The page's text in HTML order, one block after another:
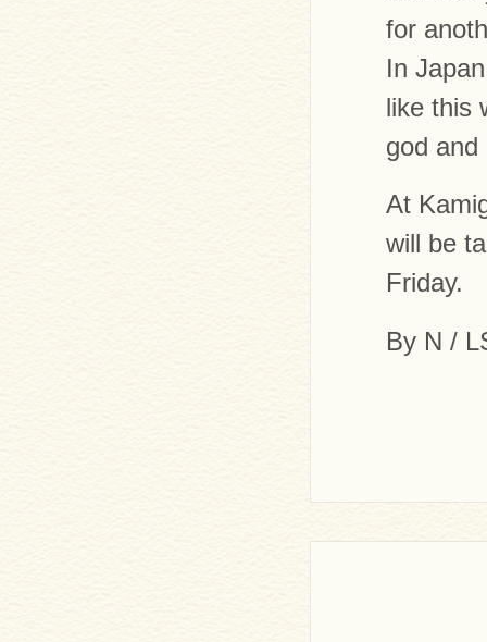
for
In
like this
god and
At
will be
Friday.
By N /